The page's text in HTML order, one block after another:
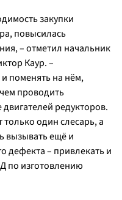
закупки
повысилась
– отметил начальник
Каур. –
поменять на нём,
проводить
редукторов.
один слесарь, а
вызывать ещё и
дефекта – привлекать и
по изготовлению